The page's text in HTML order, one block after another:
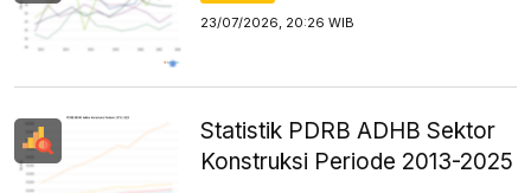
23/07/2026, 20:26 WIB
Statistik PDRB ADHB Sektor
Konstruksi Periode 2013-2025